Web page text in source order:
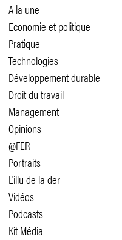
A la une
Economie et politique
Pratique
Technologies
Développement durable
Droit du travail
Management
Opinions
@FER
Portraits
L'illu de la der
Vidéos
Podcasts
Kit Média